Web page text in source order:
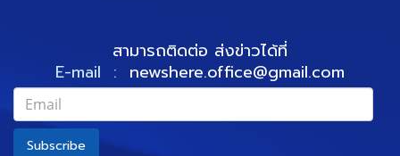
สามารถติดต่อ ส่งข่าวได้ที่
E-mail : newshere.office@gmail.com
Subscribe